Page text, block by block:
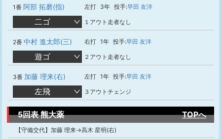
1番 阿部 拓磨(指) 左打 3年 投手:早田 友洋
二ゴ １アウト走者なし
2番 中村 進太郎(三) 右打 1年 投手:早田 友洋
遊ゴ ２アウト走者なし
3番 加藤 理来(右) 左打 1年 投手:早田 友洋
左飛 ３アウトチェンジ
5回表 熊大薬 TOPへ
【守備交代】加藤 理来→高木 星明(右)